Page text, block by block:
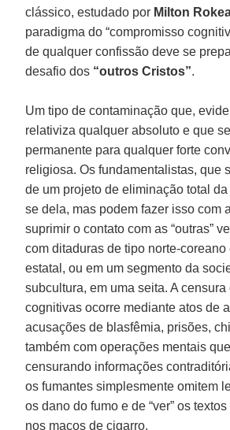
clássico, estudado por Milton
paradigma do “compromisso
de qualquer confissão deve se
desafio dos “outros Cristos”.
Um tipo de contaminação que,
relativiza qualquer absoluto e que
permanente para qualquer forte
religiosa. Os fundamentalistas, que
de um projeto de eliminação total
se dela, mas podem fazer isso com
suprimir o contato com as “outras”
com ditaduras de tipo norte-coreano
estatal, ou em um segmento da
subcultura, em uma seita. A
cognitivas ocorre mediante atos de
acusações de blasfêmia, prisões,
também com operações mentais
censurando informações
os fumantes simplesmente omitem
os dano do fumo e de “ver” os
nos maços de cigarro.